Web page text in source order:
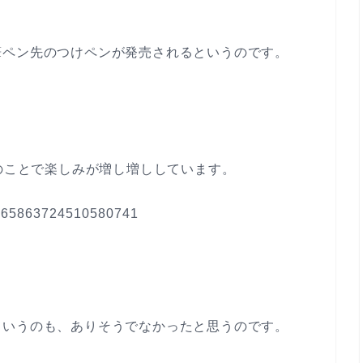
ン先のつけペンが発売されるというのです。
とで楽しみが増し増ししています。
うのも、ありそうでなかったと思うのです。